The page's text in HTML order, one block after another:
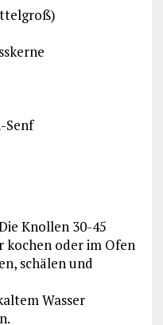
Senf
Knollen 30-45
kochen oder im Ofen
schälen und
Wasser